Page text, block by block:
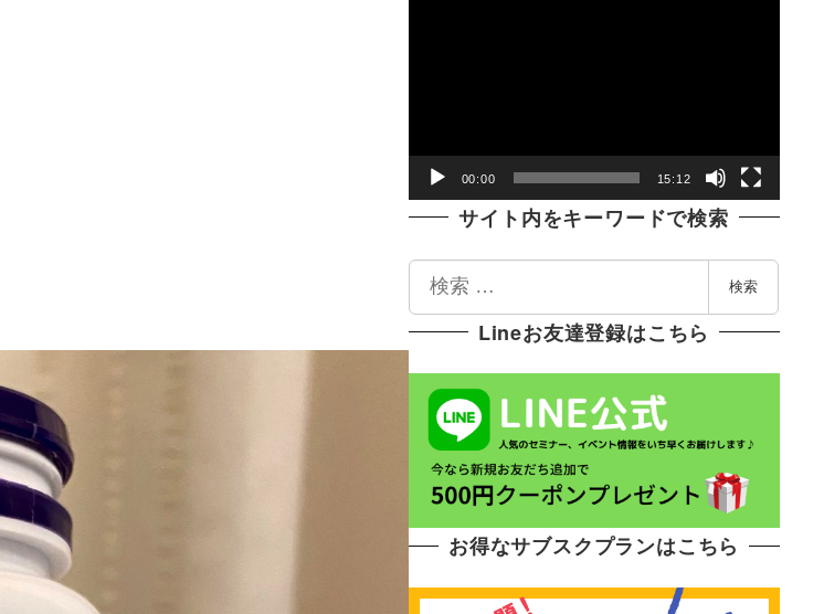
ヤ
00:00 15:12
サイト内をキーワードで検索
検
検索
Lineお友達登録はこちら
お得なサブスクプランはこちら